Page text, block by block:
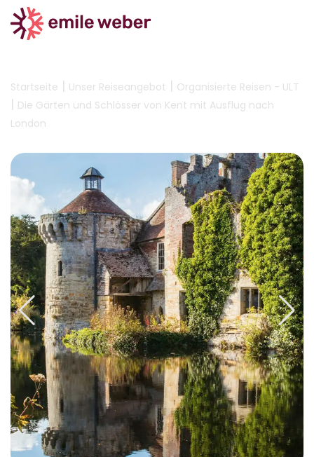
Startseite | Unser Reiseangebot | Organisierte Reisen - ULT
| Die Gärten und Schlösser von Kent mit Ausflug nach
London